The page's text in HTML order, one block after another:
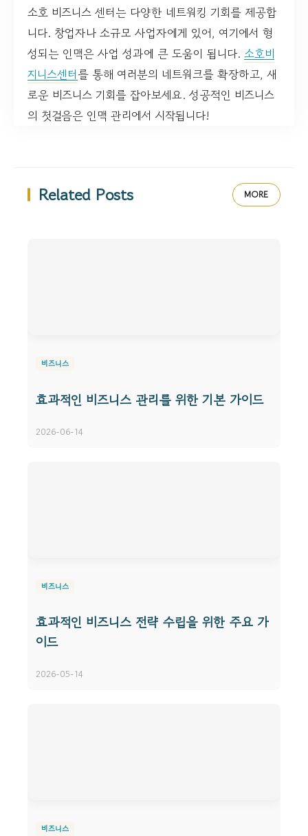
소호 비즈니스 센터는 다양한 네트워킹 기회를 제공합
니다. 창업자나 소규모 사업자에게 있어, 여기에서 형
성되는 인맥은 사업 성과에 큰 도움이 됩니다. 소호비
지니스센터를 통해 여러분의 네트워크를 확장하고, 새
로운 비즈니스 기회를 잡아보세요. 성공적인 비즈니스
의 첫걸음은 인맥 관리에서 시작됩니다!
Related Posts MORE
비즈니스
효과적인 비즈니스 관리를 위한 기본 가이드
2026-06-14
비즈니스
효과적인 비즈니스 전략 수립을 위한 주요 가
이드
2026-05-14
비즈니스